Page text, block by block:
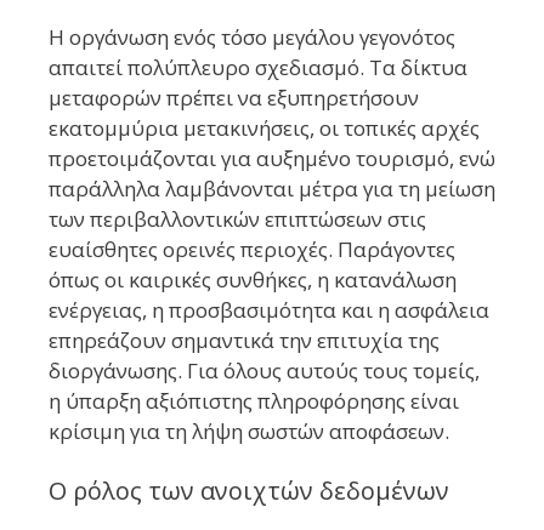
Η οργάνωση ενός τόσο μεγάλου γεγονότος
απαιτεί πολύπλευρο σχεδιασμό. Τα δίκτυα
μεταφορών πρέπει να εξυπηρετήσουν
εκατομμύρια μετακινήσεις, οι τοπικές αρχές
προετοιμάζονται για αυξημένο τουρισμό, ενώ
παράλληλα λαμβάνονται μέτρα για τη μείωση
των περιβαλλοντικών επιπτώσεων στις
ευαίσθητες ορεινές περιοχές. Παράγοντες
όπως οι καιρικές συνθήκες, η κατανάλωση
ενέργειας, η προσβασιμότητα και η ασφάλεια
επηρεάζουν σημαντικά την επιτυχία της
διοργάνωσης. Για όλους αυτούς τους τομείς,
η ύπαρξη αξιόπιστης πληροφόρησης είναι
κρίσιμη για τη λήψη σωστών αποφάσεων.
Ο ρόλος των ανοιχτών δεδομένων